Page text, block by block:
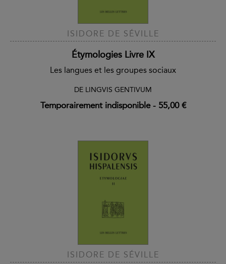
ISIDORE DE SÉVILLE
Étymologies Livre IX
Les langues et les groupes sociaux
DE LINGVIS GENTIVUM
Temporairement indisponible- 55,00 €
ISIDORE DE SÉVILLE